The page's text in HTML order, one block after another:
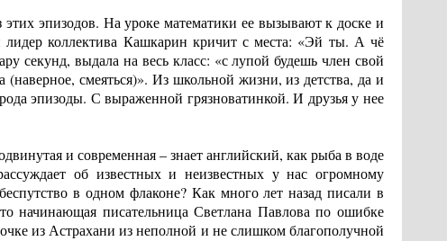
эпизодов. На уроке математики ее вызывают к доске и
коллектива Кашкарин кричит с места: «Эй ты. А чё
секунд, выдала на весь класс: «с лупой будешь член свой
смеяться)». Из школьной жизни, из детства, да и
эпизоды. С выраженной грязноватинкой. И друзья у нее
и современная – знает английский, как рыба в воде
об известных и неизвестных у нас огромному
в одном флаконе? Как много лет назад писали в
начинающая писательница Светлана Павлова по ошибке
из Астрахани из неполной и не слишком благополучной